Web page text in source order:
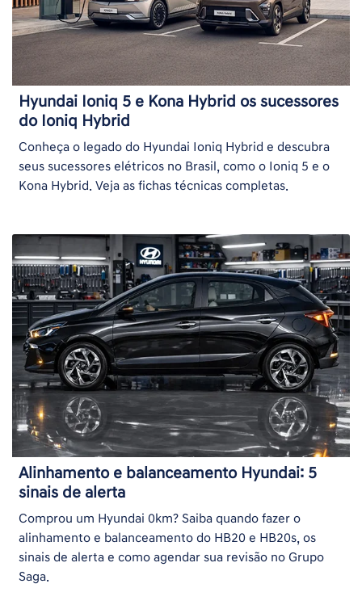
Hyundai Ioniq 5 e Kona Hybrid os sucessores
do Ioniq Hybrid
Conheça o legado do Hyundai Ioniq Hybrid e descubra
seus sucessores elétricos no Brasil, como o Ioniq 5 e o
Kona Hybrid. Veja as fichas técnicas completas.
Alinhamento e balanceamento Hyundai: 5
sinais de alerta
Comprou um Hyundai 0km? Saiba quando fazer o
alinhamento e balanceamento do HB20 e HB20s, os
sinais de alerta e como agendar sua revisão no Grupo
Saga.